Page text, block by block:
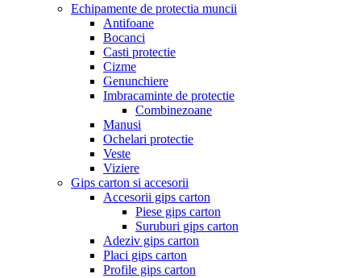
Echipamente de protectia muncii
Antifoane
Bocanci
Casti protectie
Cizme
Genunchiere
Imbracaminte de protectie
Combinezoane
Manusi
Ochelari protectie
Veste
Viziere
Gips carton si accesorii
Accesorii gips carton
Piese gips carton
Suruburi gips carton
Adeziv gips carton
Placi gips carton
Profile gips carton